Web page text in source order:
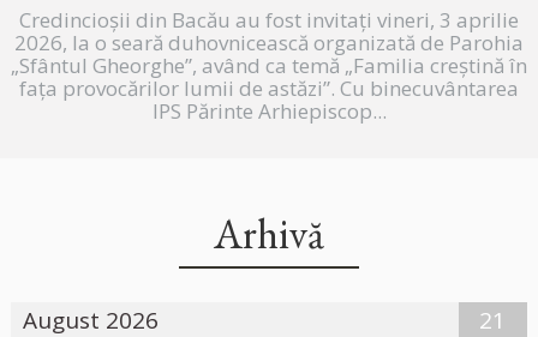
Credincioșii din Bacău au fost invitați vineri, 3 aprilie
2026, la o seară duhovnicească organizată de Parohia
„Sfântul Gheorghe”, având ca temă „Familia creștină în
fața provocărilor lumii de astăzi”. Cu binecuvântarea
IPS Părinte Arhiepiscop...
Arhivă
August 2026
21